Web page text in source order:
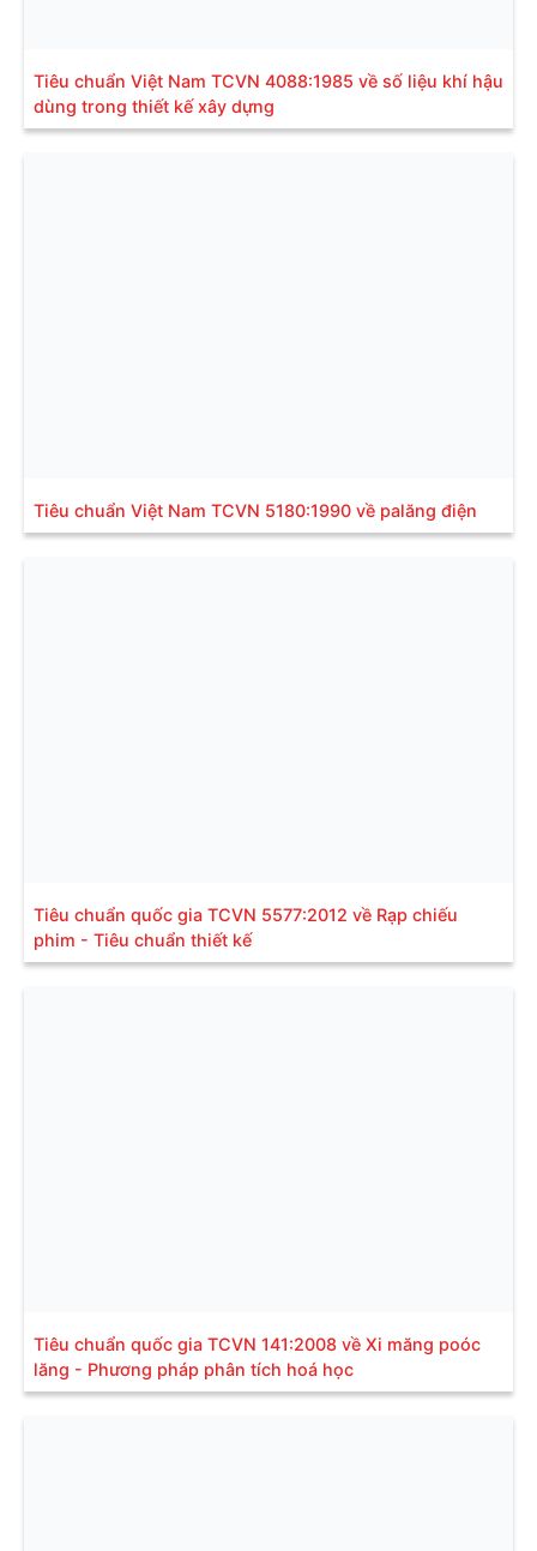
Tiêu chuẩn Việt Nam TCVN 4088:1985 về số liệu khí hậu
dùng trong thiết kế xây dựng
Tiêu chuẩn Việt Nam TCVN 5180:1990 về palăng điện
Tiêu chuẩn quốc gia TCVN 5577:2012 về Rạp chiếu
phim - Tiêu chuẩn thiết kế
Tiêu chuẩn quốc gia TCVN 141:2008 về Xi măng poóc
lăng - Phương pháp phân tích hoá học